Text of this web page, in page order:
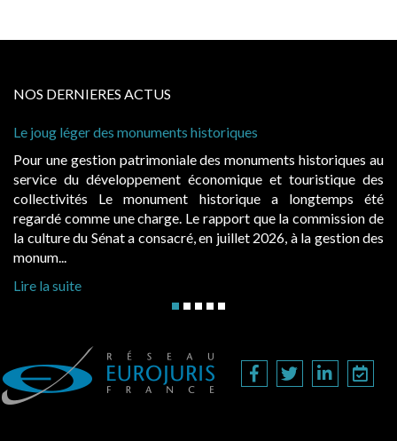
NOS DERNIERES ACTUS
historiques
des monuments historiques au
économique et touristique des
historique a longtemps été
Le rapport que la commission de
en juillet 2026, à la gestion des
Cabines de plage : le juge
Evocatrices des bains de
également un beau sujet
public, elles donnent lieu
d’occupation. Saisies par